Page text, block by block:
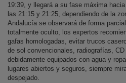
19:39, y llegará a su fase máxima
las 21:15 y 21:25, dependiendo de la
Andalucía se observará de forma
totalmente oculto, los expertos
gafas homologadas, evitar trucos
de sol convencionales, radiografías,
debidamente equipados con agua y
lugares abiertos y seguros, siempre
despejado.